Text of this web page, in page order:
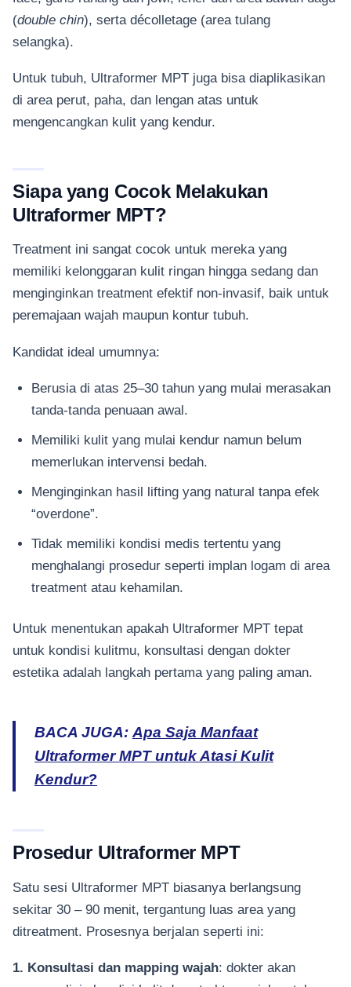
(double chin), serta décolletage (area tulang
selangka).
Untuk tubuh, Ultraformer MPT juga bisa diaplikasikan
di area perut, paha, dan lengan atas untuk
mengencangkan kulit yang kendur.
Siapa yang Cocok Melakukan
Ultraformer MPT?
Treatment ini sangat cocok untuk mereka yang
memiliki kelonggaran kulit ringan hingga sedang dan
menginginkan treatment efektif non-invasif, baik untuk
peremajaan wajah maupun kontur tubuh.
Kandidat ideal umumnya:
Berusia di atas 25–30 tahun yang mulai merasakan
tanda-tanda penuaan awal.
Memiliki kulit yang mulai kendur namun belum
memerlukan intervensi bedah.
Menginginkan hasil lifting yang natural tanpa efek
“overdone”.
Tidak memiliki kondisi medis tertentu yang
menghalangi prosedur seperti implan logam di area
treatment atau kehamilan.
Untuk menentukan apakah Ultraformer MPT tepat
untuk kondisi kulitmu, konsultasi dengan dokter
estetika adalah langkah pertama yang paling aman.
BACA JUGA: Apa Saja Manfaat
Ultraformer MPT untuk Atasi Kulit
Kendur?
Prosedur Ultraformer MPT
Satu sesi Ultraformer MPT biasanya berlangsung
sekitar 30 – 90 menit, tergantung luas area yang
ditreatment. Prosesnya berjalan seperti ini:
1. Konsultasi dan mapping wajah: dokter akan